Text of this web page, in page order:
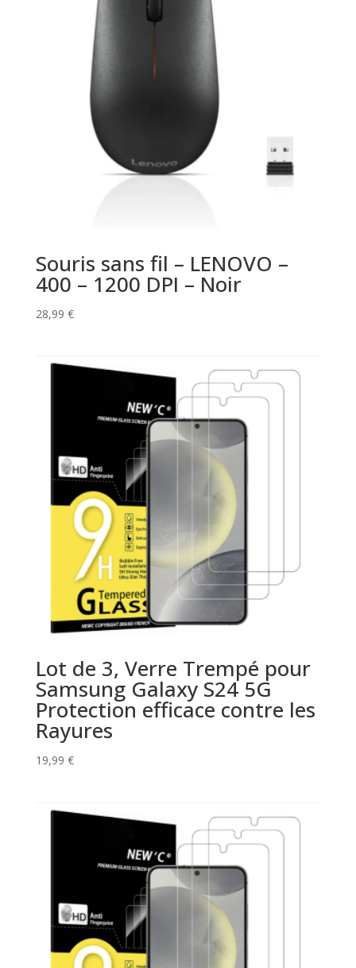
Souris sans fil – LENOVO –
400 – 1200 DPI – Noir
28,99 €
Lot de 3, Verre Trempé pour
Samsung Galaxy S24 5G
Protection efficace contre les
Rayures
19,99 €